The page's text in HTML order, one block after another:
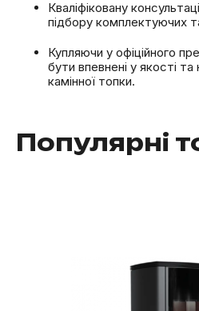
Кваліфіковану
підбору комплектуючих
Купляючи у офіційного
бути впевнені у якості та
камінної топки.
Популярні